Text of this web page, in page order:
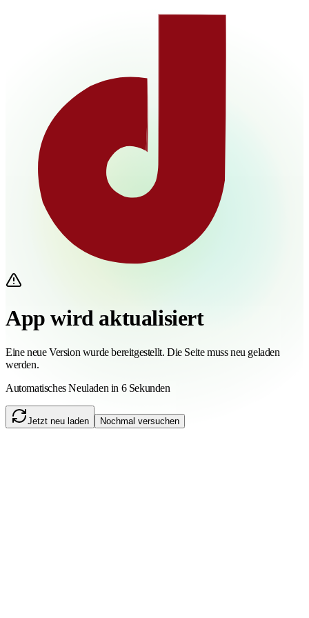
App wird aktualisiert
Eine neue Version wurde bereitgestellt. Die Seite muss neu geladen
werden.
Automatisches Neuladen in 6 Sekunden
Jetzt neu laden Nochmal versuchen